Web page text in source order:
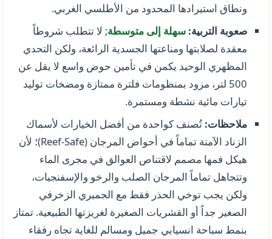
ونطاق استيرادها المحدود من الأطلسي الغربي.
صعوبة التربية: سهلة إلى متوسطة; لا تتطلب شروطاً
معقدة لصلابتها ومناعتها الجسدية الرائعة، ولكن التحدي
المظهري الوحيد يكمن في تأمين حوض واسع لا يقل عن
500 لتر، مزود بمنظومات فلترة ممتازة ومضخات توليد
تيارات مائية نشطة ومستمرة.
ملاحظات: تُصنف كواحدة من أفضل الخيارات لأسماك
الزناد الآمنة تماماً في أحواض المرجان (Reef-Safe)؛ لأن
هيكل فمها مصمم لاقتناص العوالق في مجرى الماء
وتتجاهل تماماً المرجان الصلب والرخو والإسفنجيات،
ولكن يجب توخي الحذر فقط مع الجمبري الزخرفي
الصغير جداً أو القشريات الصغيرة لغريزتها الطبيعية. تمتاز
بنمط سباحة انسيابي جميل ومسالم للغاية تجاه رفقاء